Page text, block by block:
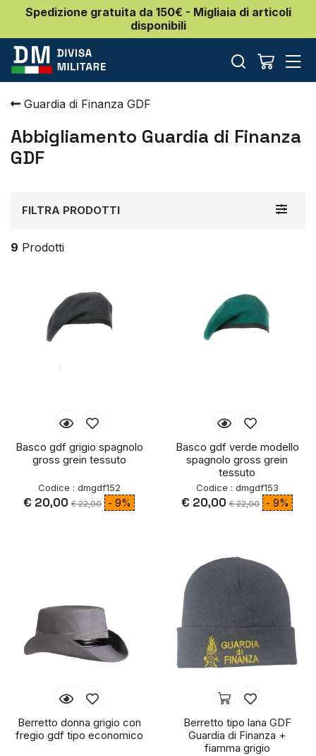
Spedizione gratuita da 150€ - Migliaia di articoli
disponibili
Guardia di Finanza GDF
Abbigliamento Guardia di Finanza
GDF
Toggle
FILTRA PRODOTTI
9 Prodotti
Basco gdf grigio spagnolo
gross grein tessuto
Codice : dmgdf152
€ 20,00 € 22,00 - 9%
Basco gdf verde modello
spagnolo gross grein
tessuto
Codice : dmgdf153
€ 20,00 € 22,00 - 9%
Berretto donna grigio con
fregio gdf tipo economico
Berretto tipo lana GDF
Guardia di Finanza +
fiamma grigio